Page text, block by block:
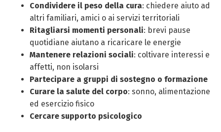
Condividere il peso della cura: chiedere aiuto ad
altri familiari, amici o ai servizi territoriali
Ritagliarsi momenti personali: brevi pause
quotidiane aiutano a ricaricare le energie
Mantenere relazioni sociali: coltivare interessi e
affetti, non isolarsi
Partecipare a gruppi di sostegno o formazione
Curare la salute del corpo: sonno, alimentazione
ed esercizio fisico
Cercare supporto psicologico